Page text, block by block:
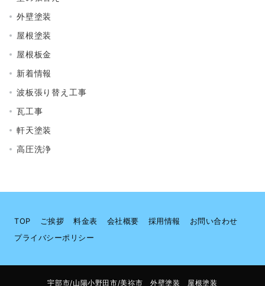
外壁塗装
屋根塗装
屋根板金
新着情報
波板張り替え工事
瓦工事
軒天塗装
高圧洗浄
TOP ご挨拶 料金表 会社概要 採用情報
お問い合わせ
プライバシーポリシー
宇部市/山陽小野田市/美祢市 外壁塗装 屋根塗装